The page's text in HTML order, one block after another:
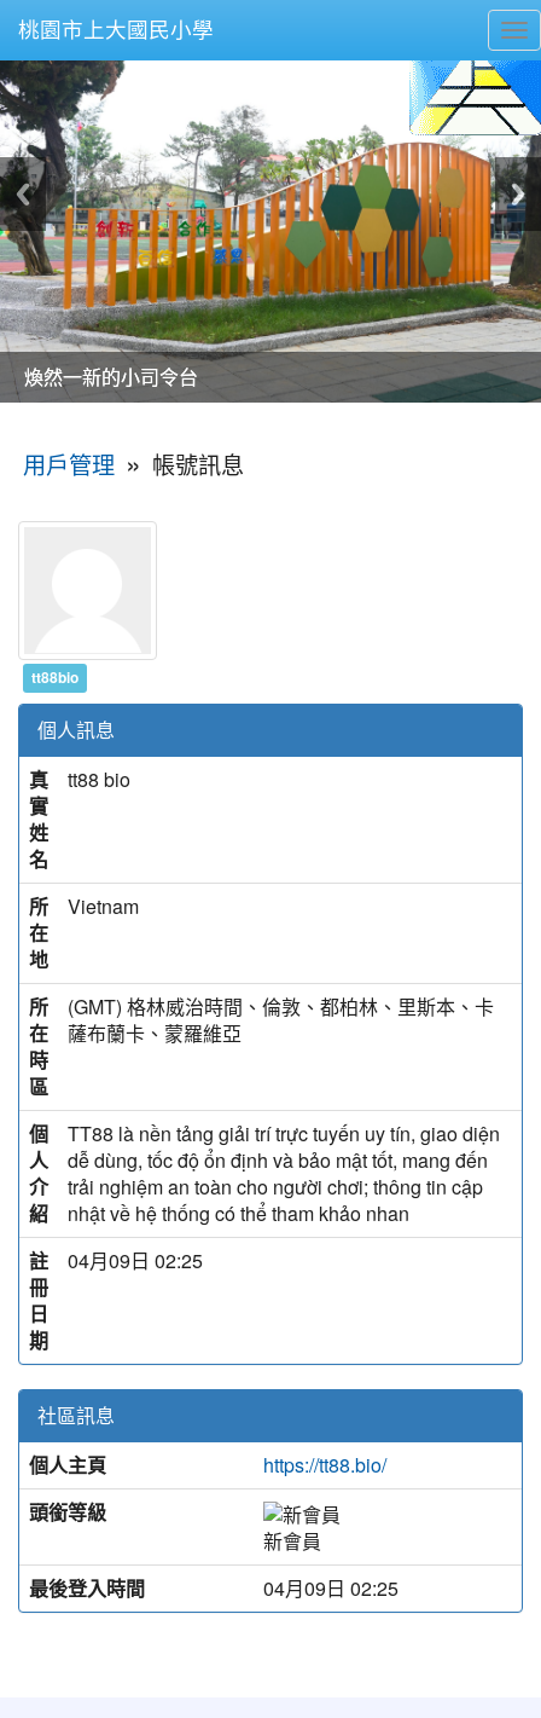
桃園市上大國民小學
美麗的操場是我們活力的來源
美麗的操場是我們活力的來源
煥然一新的小司令台
煥然一新的小司令台
富含桃園埤塘田園風光意象的中廊
富含桃園埤塘田園風光意象的中廊
嶄新的中庭廣場
嶄新的中庭廣場
水生池生生不息
水生池生生不息
用戶管理 » 帳號訊息
tt88bio
個人訊息
真
實
姓
名
tt88 bio
所
在
地
Vietnam
所
在
時
區
(GMT) 格林威治時間、倫敦、都柏林、里斯本、卡
薩布蘭卡、蒙羅維亞
個
人
介
紹
TT88 là nền tảng giải trí trực tuyến uy tín, giao diện
dễ dùng, tốc độ ổn định và bảo mật tốt, mang đến
trải nghiệm an toàn cho người chơi; thông tin cập
nhật về hệ thống có thể tham khảo nhan
註
冊
日
期
04月09日 02:25
社區訊息
個人主頁
https://tt88.bio/
頭銜等級
新會員
最後登入時間
04月09日 02:25